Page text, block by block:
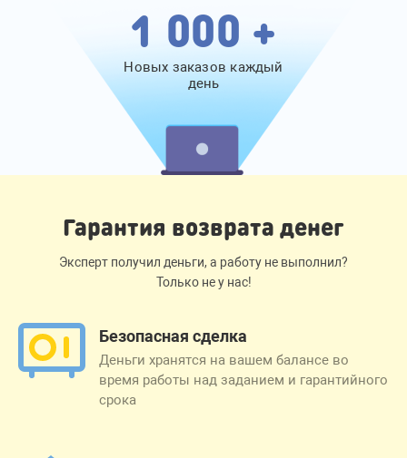
1 000 +
Новых заказов каждый
день
Гарантия возврата денег
Эксперт получил деньги, а работу не выполнил?
Только не у нас!
Безопасная сделка
Деньги хранятся на вашем балансе во
время работы над заданием и гарантийного
срока